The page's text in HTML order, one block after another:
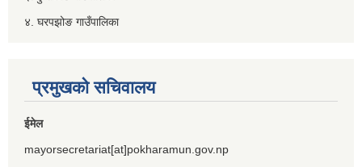
४. घरपझोङ गाउँपालिका
प्रमुखको सचिवालय
ईमेल
mayorsecretariat[at]pokharamun.gov.np